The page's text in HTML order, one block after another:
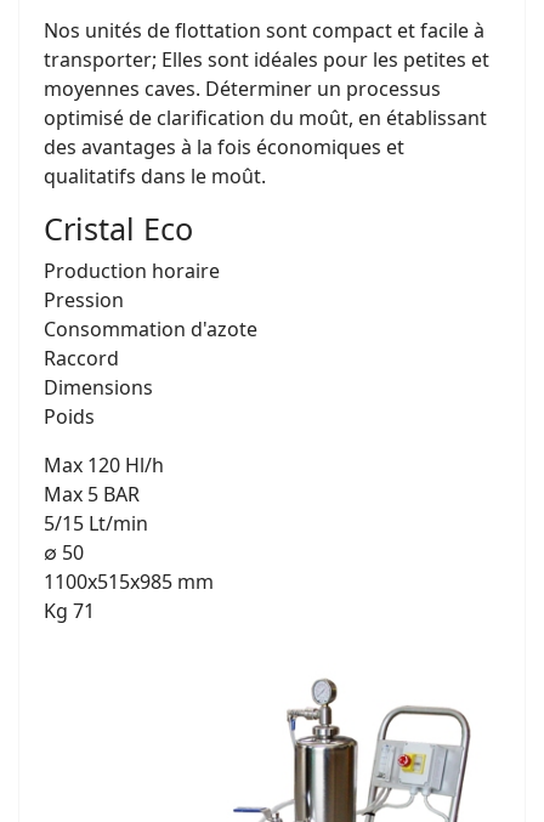
Nos unités de flottation sont compact et facile à
transporter; Elles sont idéales pour les petites et
moyennes caves. Déterminer un processus
optimisé de clarification du moût, en établissant
des avantages à la fois économiques et
qualitatifs dans le moût.
Cristal Eco
Production horaire
Pression
Consommation d'azote
Raccord
Dimensions
Poids
Max 120 Hl/h
Max 5 BAR
5/15 Lt/min
∅ 50
1100x515x985 mm
Kg 71